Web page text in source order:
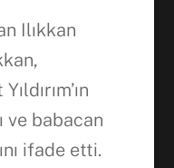
Ilıkkan
ve babacan
ifade etti.